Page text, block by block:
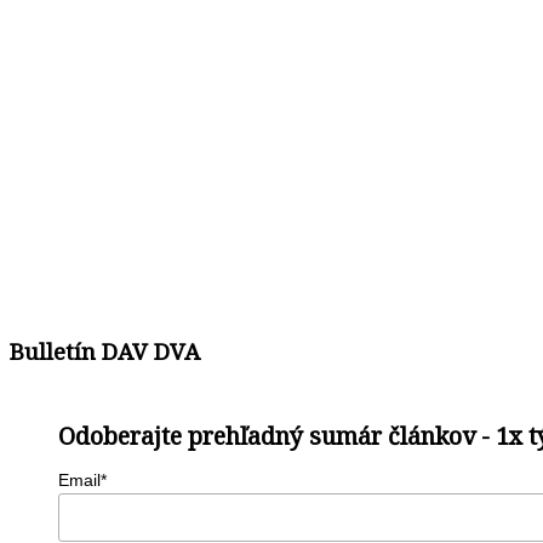
Bulletín DAV DVA
Odoberajte prehľadný sumár článkov - 1x
Email*